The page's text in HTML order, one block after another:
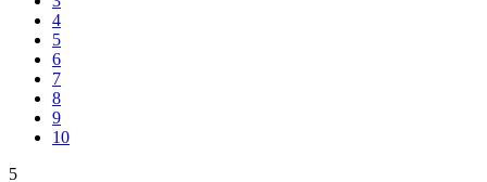
4
5
6
7
8
9
10
5